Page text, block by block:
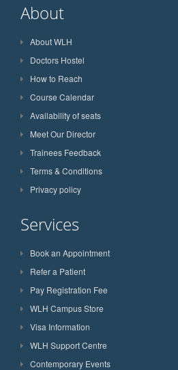
About
About WLH
Doctors Hostel
How to Reach
Course Calendar
Availability of seats
Meet Our Director
Trainees Feedback
Terms & Conditions
Privacy policy
Services
Book an Appointment
Refer a Patient
Pay Registration Fee
WLH Campus Store
Visa Information
WLH Support Centre
Contemporary Events